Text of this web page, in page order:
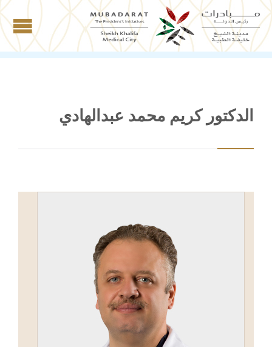
الدكتور كريم محمد عبدالهادي